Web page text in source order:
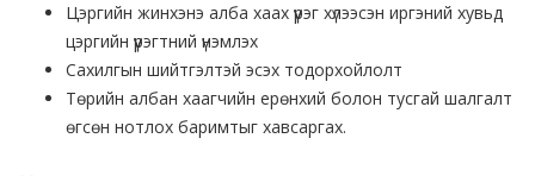
Цэргийн жинхэнэ алба хаах үүрэг хүлээсэн иргэний хувьд
цэргийн үүрэгтний үнэмлэх
Сахилгын шийтгэлтэй эсэх тодорхойлолт
Төрийн албан хаагчийн ерөнхий болон тусгай шалгалт
өгсөн нотлох баримтыг хавсаргах.